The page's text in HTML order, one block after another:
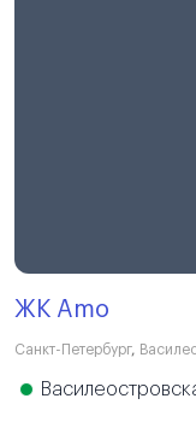
ЖК Amo
Санкт-Петербург,